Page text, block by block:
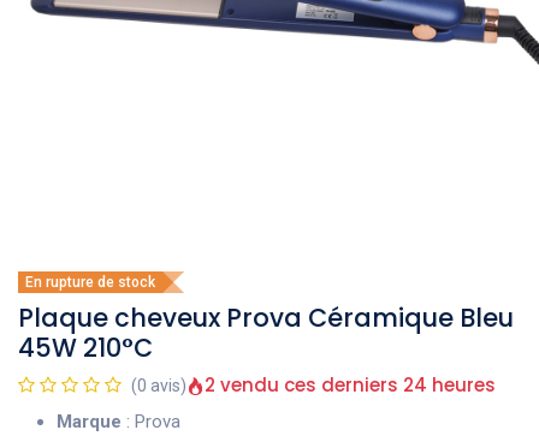
En rupture de stock
Plaque cheveux Prova Céramique Bleu
45W 210°C
(0 avis) 2 vendu ces derniers 24 heures
Marque : Prova